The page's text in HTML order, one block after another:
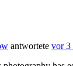
antwortete vor 3